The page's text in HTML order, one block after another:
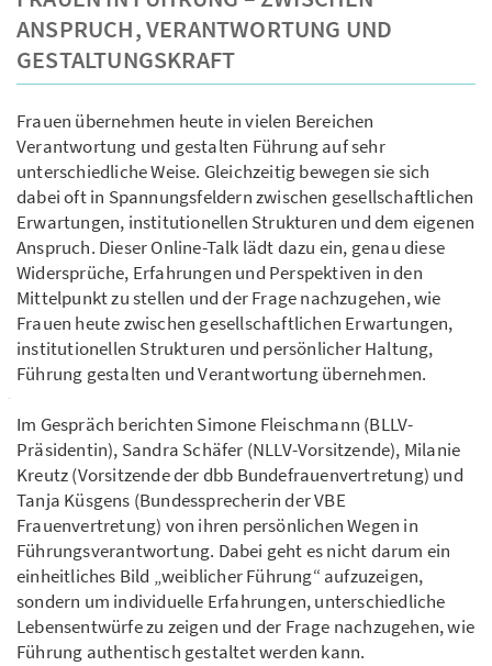
ANSPRUCH, VERANTWORTUNG UND
GESTALTUNGSKRAFT
Frauen übernehmen heute in vielen Bereichen
Verantwortung und gestalten Führung auf sehr
unterschiedliche Weise. Gleichzeitig bewegen sie sich
dabei oft in Spannungsfeldern zwischen gesellschaftlichen
Erwartungen, institutionellen Strukturen und dem eigenen
Anspruch. Dieser Online-Talk lädt dazu ein, genau diese
Widersprüche, Erfahrungen und Perspektiven in den
Mittelpunkt zu stellen und der Frage nachzugehen, wie
Frauen heute zwischen gesellschaftlichen Erwartungen,
institutionellen Strukturen und persönlicher Haltung,
Führung gestalten und Verantwortung übernehmen.
Im Gespräch berichten Simone Fleischmann (BLLV-
Präsidentin), Sandra Schäfer (NLLV-Vorsitzende), Milanie
Kreutz (Vorsitzende der dbb Bundefrauenvertretung) und
Tanja Küsgens (Bundessprecherin der VBE
Frauenvertretung) von ihren persönlichen Wegen in
Führungsverantwortung. Dabei geht es nicht darum ein
einheitliches Bild „weiblicher Führung“ aufzuzeigen,
sondern um individuelle Erfahrungen, unterschiedliche
Lebensentwürfe zu zeigen und der Frage nachzugehen, wie
Führung authentisch gestaltet werden kann.